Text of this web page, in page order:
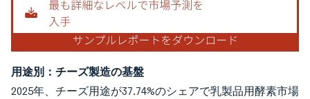
用途別：チーズ製造の基盤
2025年、チーズ用途が37.74%のシェアで乳製品用酵素市場